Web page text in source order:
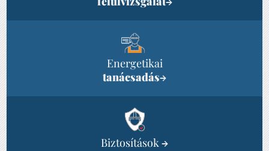
Energetikai
tanácsadás→
Biztosítások→